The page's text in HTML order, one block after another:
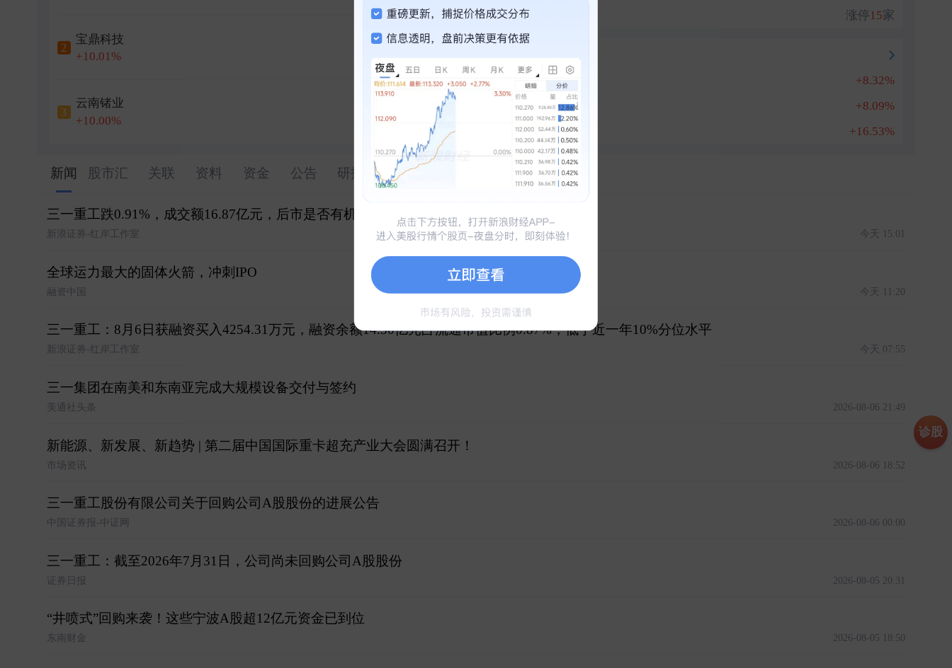
2
宝鼎科技
+10.01%
六天五板
3
云南锗业
+10.00%
六天四板
3 创新药 涨停15家
冲刺涨停
兆易创新 +8.32%
深南电路 +8.09%
南亚新材 +16.53%
新闻 股市汇 关联 资料 资金 公告 研报 财务
三一重工跌0.91%，成交额16.87亿元，后市是否有机会？
新浪证券-红岸工作室 今天 15:01
全球运力最大的固体火箭，冲刺IPO
融资中国 今天 11:20
三一重工：8月6日获融资买入4254.31万元，融资余额14.50亿元占流通市值比例0.87%，低于近一年10%分位水平
新浪证券-红岸工作室 今天 07:55
三一集团在南美和东南亚完成大规模设备交付与签约
美通社头条 2026-08-06 21:49
新能源、新发展、新趋势 | 第二届中国国际重卡超充产业大会圆满召开！
市场资讯 2026-08-06 18:52
三一重工股份有限公司关于回购公司A股股份的进展公告
中国证券报-中证网 2026-08-06 00:00
三一重工：截至2026年7月31日，公司尚未回购公司A股股份
证券日报 2026-08-05 20:31
“井喷式”回购来袭！这些宁波A股超12亿元资金已到位
东南财金 2026-08-05 18:50
诊股